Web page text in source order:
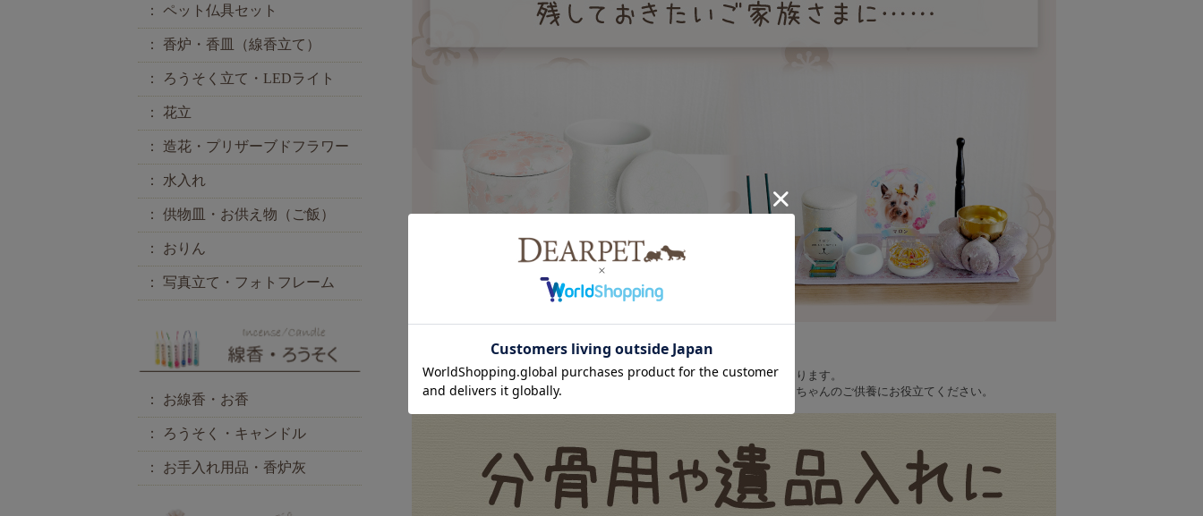
国産・美濃焼の美しくもかわいらしいミニ骨壷。
安心してペットちゃんのお骨や毛などをおさめていただけます。
蓋にはシリコンパッキン付ですので、吸い付くようにしっかりと蓋が閉まります。
ご自宅の手を合わせる場やお仏壇の中、納骨堂など、様々な場所でペットちゃんのご供養にお役立てください。